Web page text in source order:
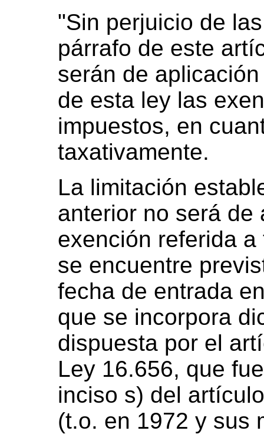
"Sin perjuicio de
párrafo de este
serán de
de esta ley las
impuestos, en
taxativamente.
La limitación
anterior no será de
exención referida
se encuentre
fecha de entrada
que se incorpora
dispuesta por el
Ley 16.656, que
inciso s) del
(t.o. en 1972 y sus